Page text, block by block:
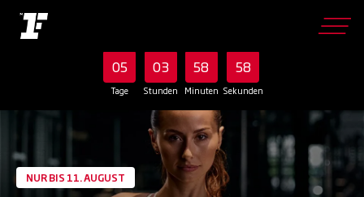
main
content
TRAINIERE 2 MONATE GRATIS!* NUR BIS 11. AUGUST - Verlängerung
05
Tage
03
Stunden
58
Minuten
57
Sekunden
NUR BIS 11. AUGUST